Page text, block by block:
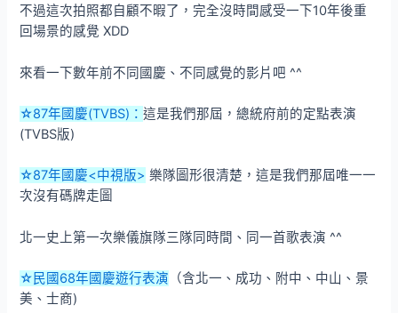
不過這次拍照都自顧不暇了，完全沒時間感受一下10年後重
回場景的感覺 XDD
來看一下數年前不同國慶、不同感覺的影片吧 ^^
☆87年國慶(TVBS)：這是我們那屆，總統府前的定點表演
(TVBS版)
☆87年國慶<中視版> 樂隊圖形很清楚，這是我們那屆唯一一
次沒有碼牌走圖
北一史上第一次樂儀旗隊三隊同時間、同一首歌表演 ^^
☆民國68年國慶遊行表演 （含北一、成功、附中、中山、景
美、士商)